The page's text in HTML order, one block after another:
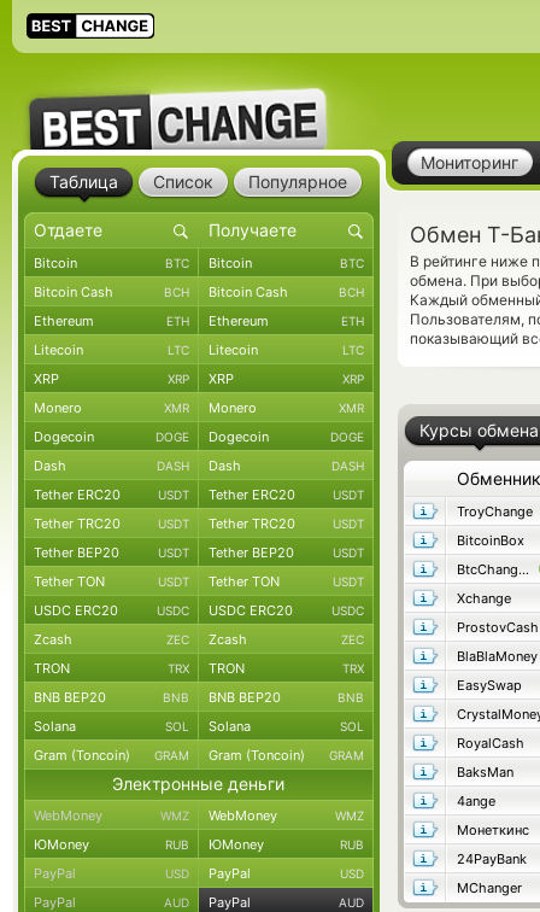
Мониторинг
Обмен Т-
В рейтинге ниже
обмена. При
Каждый
Пользователям,
показывающий
Курсы обмена
Обменник
TroyChange
BitcoinBox
BtcChange24
Xchange
ProstovCash
BlaBlaMoney
EasySwap
RoyalCash
BaksMan
4ange
Монеткинс
24PayBank
MChanger
Таблица Список Популярное
Bitcoin BTC Bitcoin BTC
Bitcoin Cash BCH Bitcoin Cash BCH
Ethereum ETH Ethereum ETH
Litecoin LTC Litecoin LTC
XRP XRP XRP XRP
Monero XMR Monero XMR
Dogecoin DOGE Dogecoin DOGE
Dash DASH Dash DASH
Tether ERC20 USDT Tether ERC20 USDT
Tether TRC20 USDT Tether TRC20 USDT
Tether BEP20 USDT Tether BEP20 USDT
Tether TON USDT Tether TON USDT
USDC ERC20 USDC USDC ERC20 USDC
Zcash ZEC Zcash ZEC
TRON TRX TRON TRX
BNB BEP20 BNB BNB BEP20 BNB
Solana SOL Solana SOL
Gram (Toncoin) GRAM Gram (Toncoin) GRAM
Электронные деньги
WebMoney WMZ WebMoney WMZ
ЮMoney RUB ЮMoney RUB
PayPal USD PayPal USD
PayPal AUD PayPal AUD